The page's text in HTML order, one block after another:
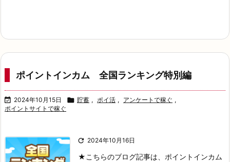
ポイントインカム 全国ランキング特別編
 2024年10月15日  貯蓄 , ポイ活 , アンケートで稼ぐ ,
ポイントサイトで稼ぐ
 2024年10月16日
★こちらのブログ記事は、ポイントインカム